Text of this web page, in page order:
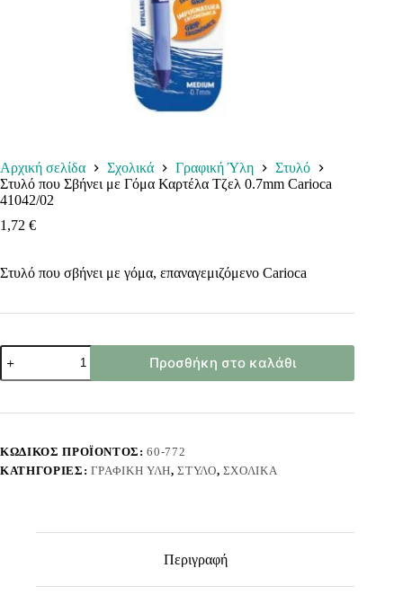
Αρχική σελίδα Σχολικά Γραφική Ύλη
Στυλό
Στυλό που Σβήνει με Γόμα Καρτέλα Τζελ 0.7mm Carioca
41042/02
1,72 €
Στυλό που σβήνει με γόμα, επαναγεμιζόμενο Carioca
Στυλό
που
Σβήνει
Γόμα
0.7mm
Carioca
Προσθήκη στο καλάθι
ΚΩΔΙΚΌΣ ΠΡΟΪΌΝΤΟΣ:60-772
ΚΑΤΗΓΟΡΊΕΣ: ΓΡΑΦΙΚΉ ΎΛΗ,ΣΤΥΛΌ, ΣΧΟΛΙΚΆ
Περιγραφή